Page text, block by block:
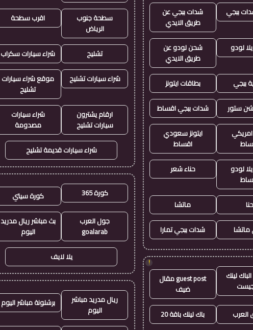
ببجي
شدات ببجي عن
طريق الايدي
لودو
شحن لودو عن
طريق الايدي
ببجي بطاقات ايتونز
ستور شدات ببجي اقساط
امريكي
ايتونز سعودي
اقساط
لودو
حناء شعر
حنا ماتشا
شدات ببجي تمارا
!
لينك
guest post مقال
ضيف
باك لينك باقة 20
سطحة جنوب
الرياض
اقرب سطحة
تشليح شراء سيارات سكراب
شراء سيارات تشليح
موقع شراء سيارات
تشليح
ارقام يشترون
سيارات تشليح
شراء سيارات
مصدومة
شراء سيارات قديمة تشليح
كورة 365 كورة سيتي
جول العرب
goalarab
بث مباشر ريال مدريد
اليوم
يلا لايف
ريال مدريد مباشر
اليوم
برشلونة مباشر اليوم